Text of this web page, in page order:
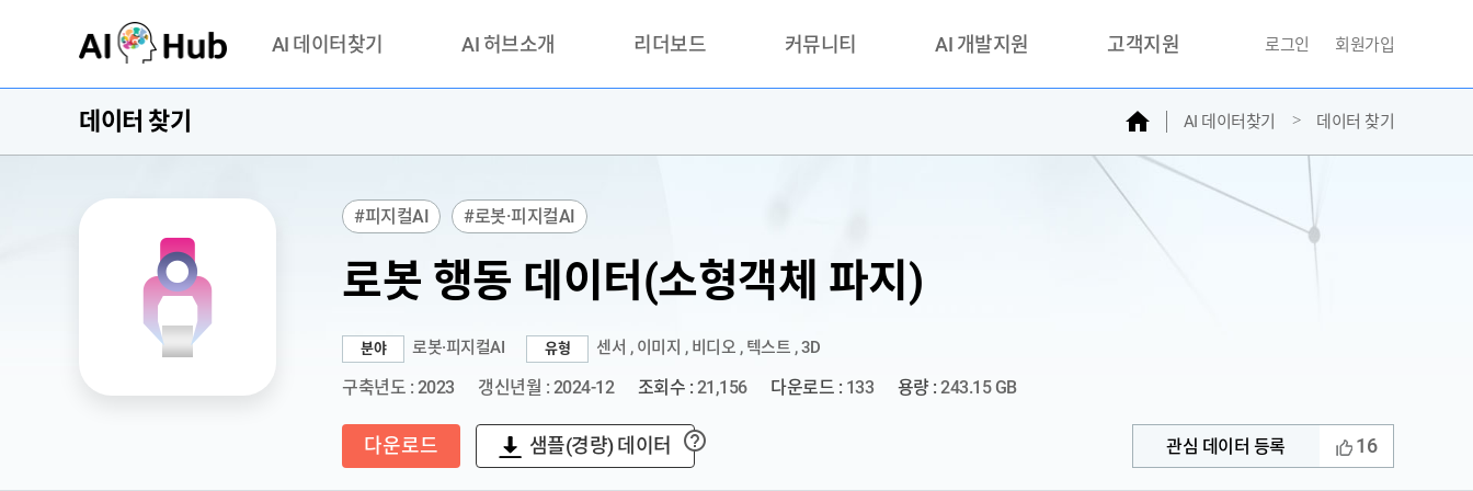
AI 데이터찾기
기관 제공 데이터
AI 허브 오픈 API
AI 허브소개
안심존이란?
이용정책
리더보드 커뮤니티
활용성과 우수사례
AI 개발지원 고객지원
문의하기
자주찾는질문
민원접수
AI데이터등록신청
로그인 회원가입
데이터 찾기 홈 AI 데이터찾기 데이터 찾기
#피지컬AI #로봇·피지컬AI
로봇 행동 데이터(소형객체 파지)
분야 로봇·피지컬AI 유형 센서 , 이미지 , 비디오 , 텍스트 , 3D
구축년도 : 2023 갱신년월 : 2024-12 조회수 : 21,156 다운로드 : 133 용량 : 243.15 GB
다운로드 샘플(경량) 데이터 ? 관심 데이터 등록 16